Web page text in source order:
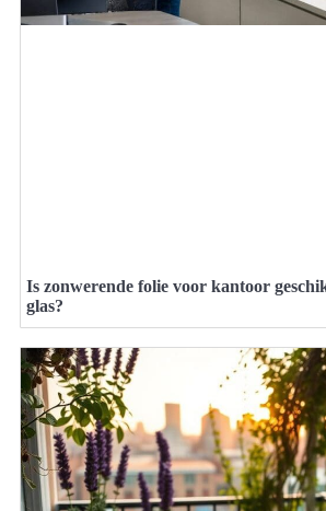
Is zonwerende folie voor kantoor
glas?